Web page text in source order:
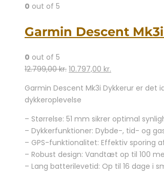
0 out of 5
Garmin Descent
0 out of 5
12.799,00kr. Den
pris
var:
12.799,00 kr..
10.797,00 kr.
pris
10.797,00 kr..
Garmin Descent Mk3i Dykkerur er
dykkeroplevelse
– Størrelse: 51 mm sikrer optimal
– Dykkerfunktioner: Dybde-, tid- og
– GPS-funktionalitet: Effektiv sporing
– Robust design: Vandtæt op til 100
– Lang batterilevetid: Op til 16 dage i